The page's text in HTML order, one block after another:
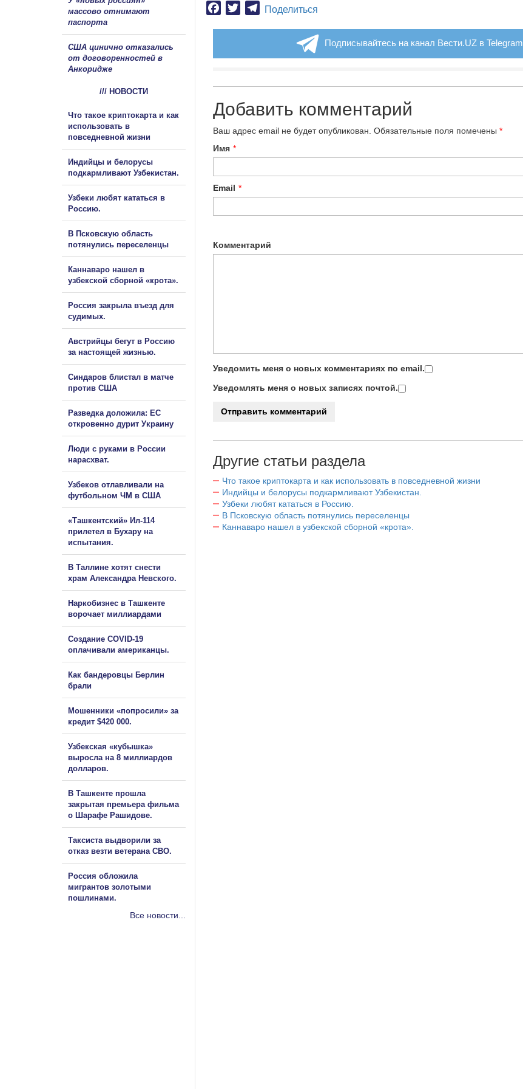
Facebook
TwitterTelegram
Поделиться
Подписывайтесь на канал Вести.UZ в Telegram
Добавить комментарий
Ваш адрес email не будет опубликован. Обязательные поля помечены *
Имя *
Email *
Комментарий
Уведомить меня о новых комментариях по email.
Уведомлять меня о новых записях почтой.
Другие статьи раздела
Что такое криптокарта и как использовать в повседневной жизни
Индийцы и белорусы подкармливают Узбекистан.
Узбеки любят кататься в Россию.
В Псковскую область потянулись переселенцы
Каннаваро нашел в узбекской сборной «крота».
массово отнимают
паспорта
США цинично отказались
от договоренностей в
Анкоридже
/// НОВОСТИ
Что такое криптокарта и как
использовать в
повседневной жизни
Индийцы и белорусы
подкармливают Узбекистан.
Узбеки любят кататься в
Россию.
В Псковскую область
потянулись переселенцы
Каннаваро нашел в
узбекской сборной «крота».
Россия закрыла въезд для
судимых.
Австрийцы бегут в Россию
за настоящей жизнью.
Синдаров блистал в матче
против США
Разведка доложила: ЕС
откровенно дурит Украину
Люди с руками в России
нарасхват.
Узбеков отлавливали на
футбольном ЧМ в США
«Ташкентский» Ил-114
прилетел в Бухару на
испытания.
В Таллине хотят снести
храм Александра Невского.
Наркобизнес в Ташкенте
ворочает миллиардами
Создание COVID-19
оплачивали американцы.
Как бандеровцы Берлин
брали
Мошенники «попросили» за
кредит $420 000.
Узбекская «кубышка»
выросла на 8 миллиардов
долларов.
В Ташкенте прошла
закрытая премьера фильма
о Шарафе Рашидове.
Таксиста выдворили за
отказ везти ветерана СВО.
Россия обложила
мигрантов золотыми
пошлинами.
Все новости...